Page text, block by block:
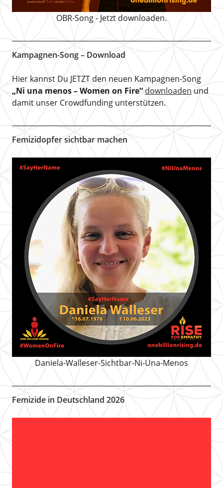
OBR-Song - Jetzt downloaden.
Kampagnen-Song – Download
Hier kannst Du JETZT den neuen Kampagnen-Song
„Ni una menos – Women on Fire“downloaden und
damit unser Crowdfunding unterstützen.
Femizidopfer sichtbar machen
Daniela-Walleser-Sichtbar-Ni-Una-Menos
Femizide in Deutschland 2026